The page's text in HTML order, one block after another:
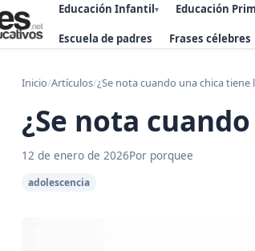
Educación Infantil▾ Educación
Escuela de padres Frases célebres
Inicio/Artículos/¿Se nota cuando una chica tiene
¿Se nota
12 de enero de 2026Por porquee
adolescencia